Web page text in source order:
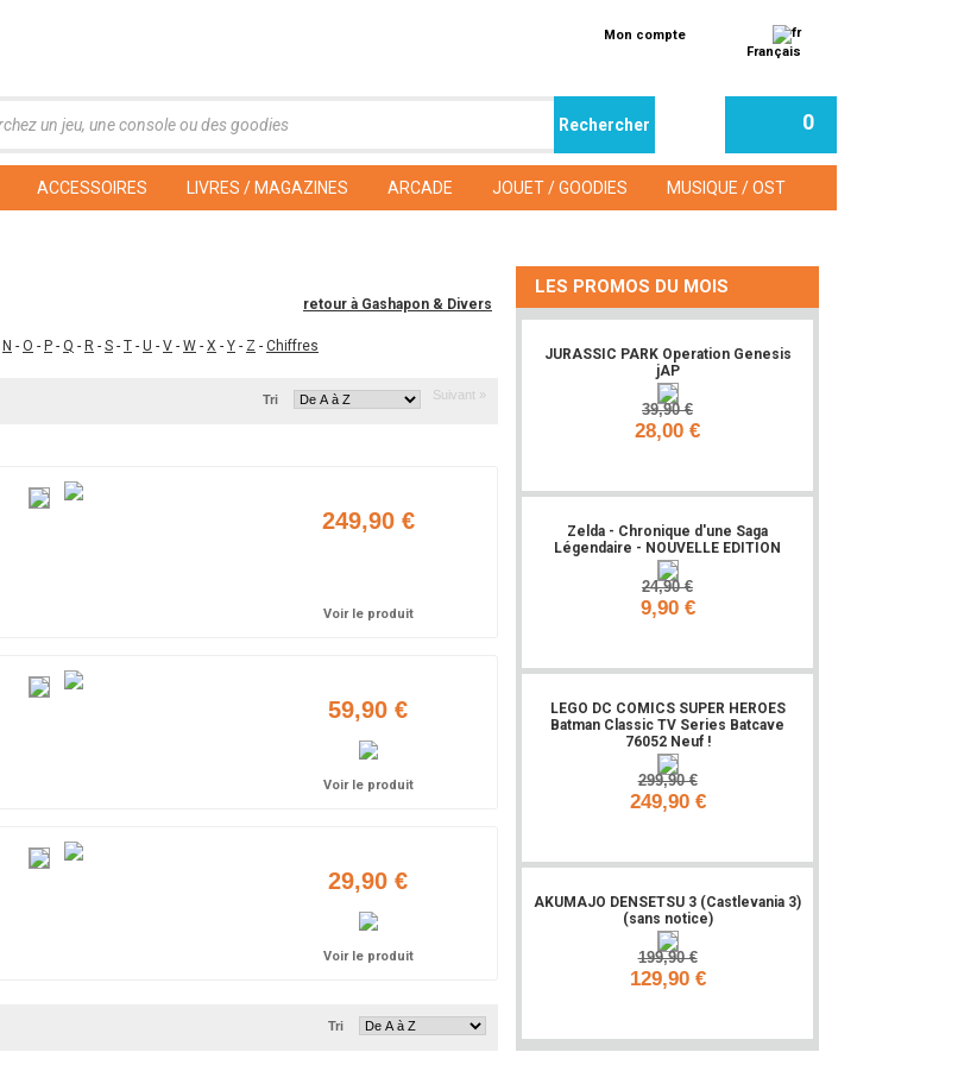
Mon compte
Français
0
ACCESSOIRES LIVRES / MAGAZINES ARCADE JOUET / GOODIES MUSIQUE / OST
retour à Gashapon & Divers
N - O - P - Q - R - S - T - U - V - W - X - Y - Z - Chiffres
Suivant »
Tri
249,90 €
Voir le produit
59,90 €
Voir le produit
29,90 €
Voir le produit
Tri
LES PROMOS DU MOIS
JURASSIC PARK Operation Genesis
jAP
39,90 €
28,00 €
Zelda - Chronique d'une Saga
Légendaire - NOUVELLE EDITION
24,90 €
9,90 €
LEGO DC COMICS SUPER HEROES
Batman Classic TV Series Batcave
76052 Neuf !
299,90 €
249,90 €
AKUMAJO DENSETSU 3 (Castlevania 3)
(sans notice)
199,90 €
129,90 €